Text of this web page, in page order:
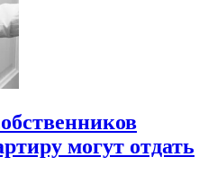
могут отдать